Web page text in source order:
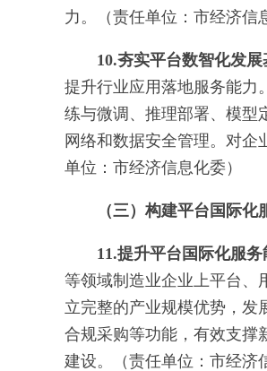
力。（责任单位：市经济信
10.夯实平台数智化发展
提升行业应用落地服务能力
练与微调、推理部署、模型
网络和数据安全管理。对企
单位：市经济信息化委）
（三）构建平台国际化
11.提升平台国际化服务
等领域制造业企业上平台、
立完整的产业规模优势，发
合规采购等功能，有效支撑
建设。（责任单位：市经济